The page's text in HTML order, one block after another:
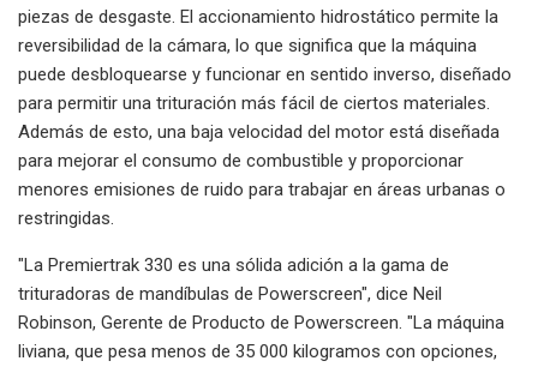
piezas de desgaste. El accionamiento hidrostático permite la
reversibilidad de la cámara, lo que significa que la máquina
puede desbloquearse y funcionar en sentido inverso, diseñado
para permitir una trituración más fácil de ciertos materiales.
Además de esto, una baja velocidad del motor está diseñada
para mejorar el consumo de combustible y proporcionar
menores emisiones de ruido para trabajar en áreas urbanas o
restringidas.
"La Premiertrak 330 es una sólida adición a la gama de
trituradoras de mandíbulas de Powerscreen", dice Neil
Robinson, Gerente de Producto de Powerscreen. "La máquina
liviana, que pesa menos de 35 000 kilogramos con opciones,